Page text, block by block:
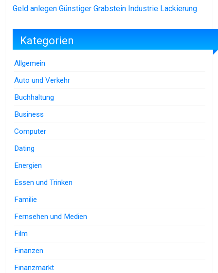
Geld anlegen Günstiger Grabstein Industrie Lackierung
Kategorien
Allgemein
Auto und Verkehr
Buchhaltung
Business
Computer
Dating
Energien
Essen und Trinken
Familie
Fernsehen und Medien
Film
Finanzen
Finanzmarkt